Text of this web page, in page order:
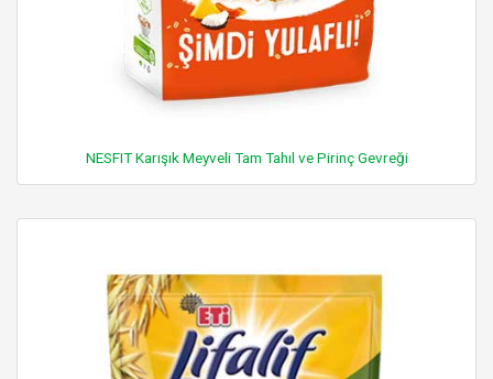
NESFIT Karışık Meyveli Tam Tahıl ve Pirinç Gevreği